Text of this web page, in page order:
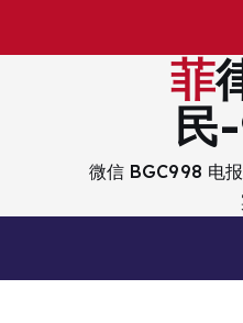
菲律宾环球移
民
微信 BGC998 电